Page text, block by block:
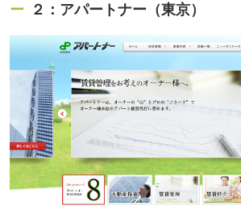
２：アパートナー（東京）